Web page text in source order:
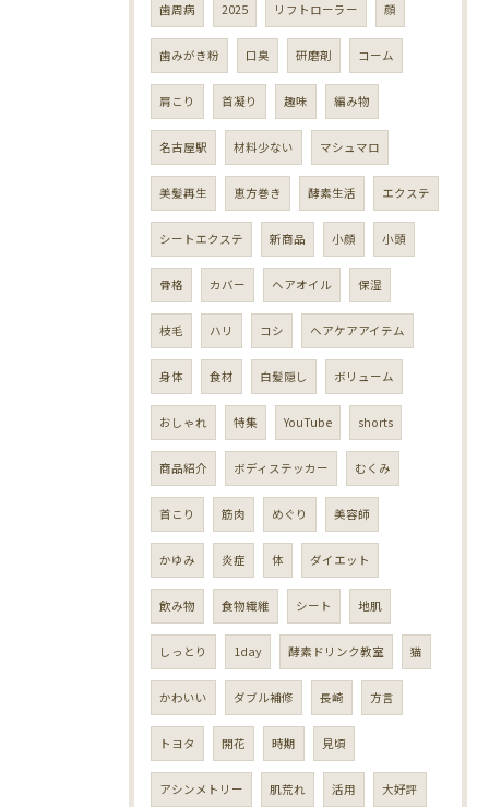
歯周病 2025 リフトローラー 顔
歯みがき粉 口臭 研磨剤 コーム
肩こり 首凝り 趣味 編み物
名古屋駅 材料少ない マシュマロ
美髪再生 恵方巻き 酵素生活 エクステ
シートエクステ 新商品 小顔 小頭
骨格 カバー ヘアオイル 保湿
枝毛 ハリ コシ ヘアケアアイテム
身体 食材 白髪隠し ボリューム
おしゃれ 特集 YouTube shorts
商品紹介 ボディステッカー むくみ
首こり 筋肉 めぐり 美容師
かゆみ 炎症 体 ダイエット
飲み物 食物繊維 シート 地肌
しっとり 1day 酵素ドリンク教室 猫
かわいい ダブル補修 長崎 方言
トヨタ 開花 時期 見頃
アシンメトリー 肌荒れ 活用 大好評